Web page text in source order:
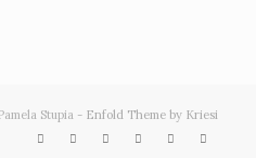
Stupia - Enfold Theme by Kriesi